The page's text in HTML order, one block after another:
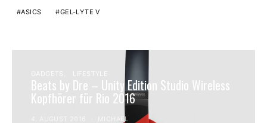
ASICS GEL-LYTE V
GADGETS LIFESTYLE
Beats by Dre – Unity Edition Studio Wireless
Kopfhörer für Rio 2016
MICHAEL